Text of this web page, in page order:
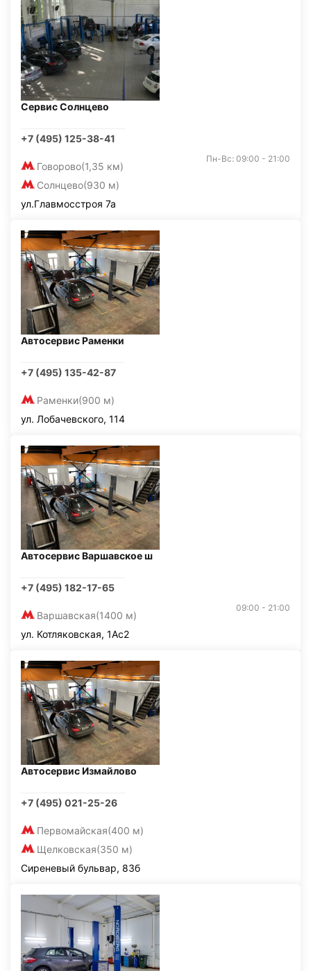
Сервис Солнцево
+7 (495) 125-38-41
Говорово(1,35 км)
Солнцево(930 м)
Пн-Вс: 09:00 - 21:00
ул.Главмосстроя 7а
Автосервис Раменки
+7 (495) 135-42-87
Раменки(900 м)
ул. Лобачевского, 114
Автосервис Варшавское ш
+7 (495) 182-17-65
Варшавская(1400 м)
09:00 - 21:00
ул. Котляковская, 1Ас2
Автосервис Измайлово
+7 (495) 021-25-26
Первомайская(400 м)
Щелковская(350 м)
Сиреневый бульвар, 83б